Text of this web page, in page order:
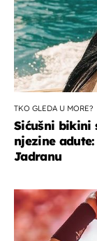
TKO GLEDA U MORE?
Sićušni bikini
njezine
Jadranu